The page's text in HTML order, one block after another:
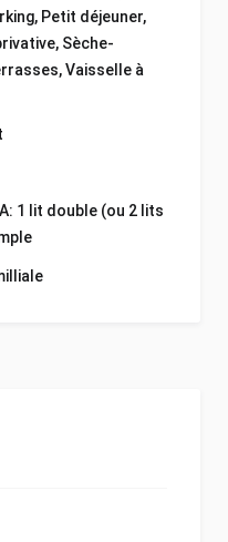
, Petit déjeuner,
, Sèche-
,Vaisselle à
1 lit double (ou 2 lits